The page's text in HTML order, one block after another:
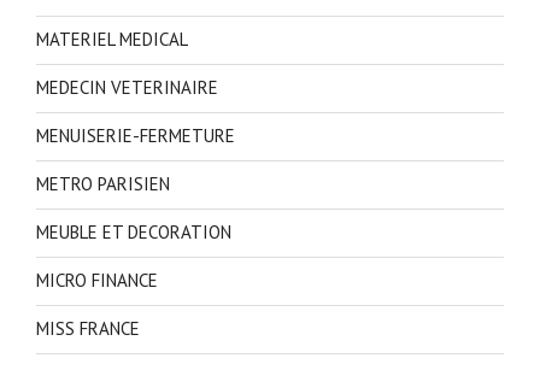
MATERIEL MEDICAL
MEDECIN VETERINAIRE
MENUISERIE-FERMETURE
METRO PARISIEN
MEUBLE ET DECORATION
MICRO FINANCE
MISS FRANCE